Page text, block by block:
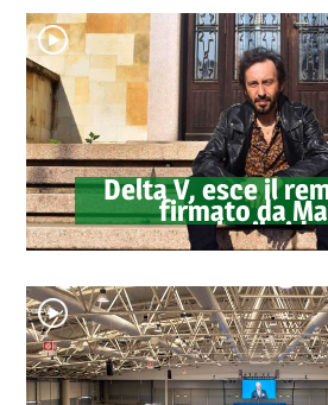
Delta V, esce il
firmato da
anche il